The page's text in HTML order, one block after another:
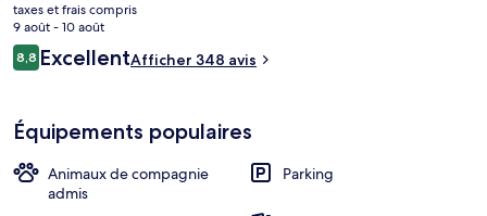
actuel
est
de
taxes et frais compris
9 août - 10 août
Avis
voyageurs
8,88,8 sur 10
ExcellentAfficher 348 avis
Équipements populaires
Animaux de compagnie
admis
Parking